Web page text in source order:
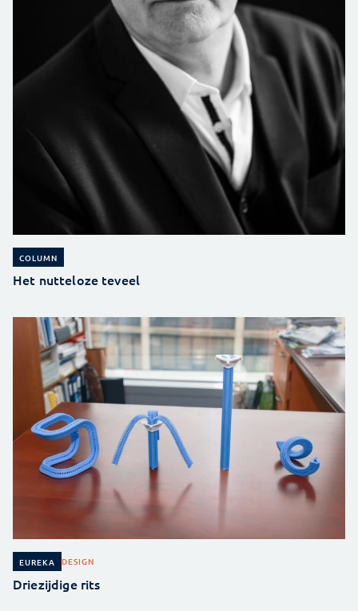
COLUMN
Het nutteloze teveel
EUREKA DESIGN
Driezijdige rits